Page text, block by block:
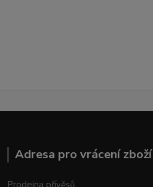
Adresa pro vrácení zboží
Prodejna přívěsů